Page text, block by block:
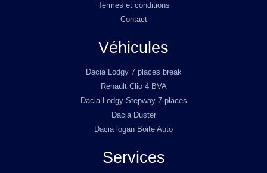
Termes et conditions
Contact
Véhicules
Dacia Lodgy 7 places break
Renault Clio 4 BVA
Dacia Lodgy Stepway 7 places
Dacia Duster
Dacia logan Boite Auto
Services